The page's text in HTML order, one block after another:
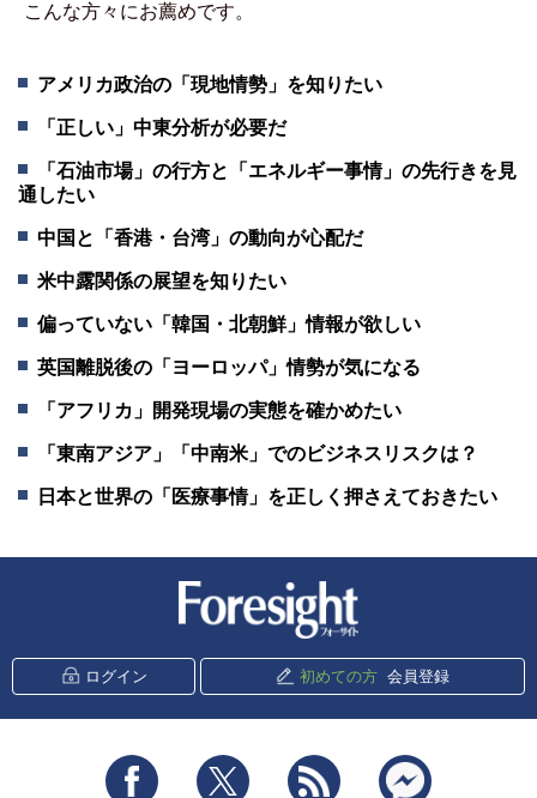
こんな方々にお薦めです。
アメリカ政治の「現地情勢」を知りたい
「正しい」中東分析が必要だ
「石油市場」の行方と「エネルギー事情」の先行きを見
通したい
中国と「香港・台湾」の動向が心配だ
米中露関係の展望を知りたい
偏っていない「韓国・北朝鮮」情報が欲しい
英国離脱後の「ヨーロッパ」情勢が気になる
「アフリカ」開発現場の実態を確かめたい
「東南アジア」「中南米」でのビジネスリスクは？
日本と世界の「医療事情」を正しく押さえておきたい
ログイン 初めての方 会員登録
Facebook Twitter RSS